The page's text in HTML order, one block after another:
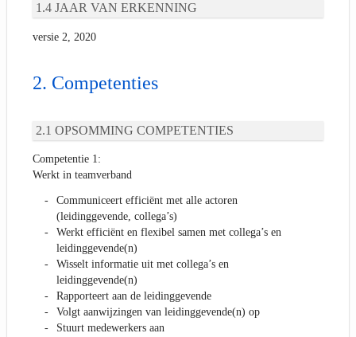
JAAR VAN ERKENNING
versie 2, 2020
Competenties
OPSOMMING COMPETENTIES
Competentie 1:
Werkt in teamverband
Communiceert efficiënt met alle actoren
(leidinggevende, collega’s)
Werkt efficiënt en flexibel samen met collega’s en
leidinggevende(n)
Wisselt informatie uit met collega’s en
leidinggevende(n)
Rapporteert aan de leidinggevende
Volgt aanwijzingen van leidinggevende(n) op
Stuurt medewerkers aan